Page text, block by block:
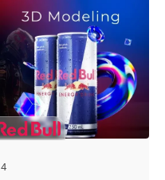
4